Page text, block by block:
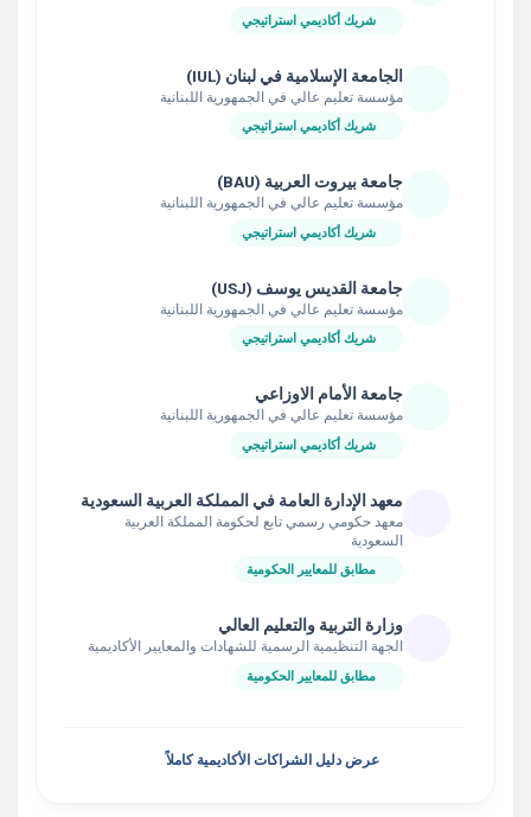
شريك أكاديمي استراتيجي
الجامعة الإسلامية في لبنان (IUL)
مؤسسة تعليم عالي في الجمهورية اللبنانية
شريك أكاديمي استراتيجي
جامعة بيروت العربية (BAU)
مؤسسة تعليم عالي في الجمهورية اللبنانية
شريك أكاديمي استراتيجي
جامعة القديس يوسف (USJ)
مؤسسة تعليم عالي في الجمهورية اللبنانية
شريك أكاديمي استراتيجي
جامعة الأمام الاوزاعي
مؤسسة تعليم عالي في الجمهورية اللبنانية
شريك أكاديمي استراتيجي
معهد الإدارة العامة في المملكة العربية السعودية
معهد حكومي رسمي تابع لحكومة المملكة العربية
السعودية
مطابق للمعايير الحكومية
وزارة التربية والتعليم العالي
الجهة التنظيمية الرسمية للشهادات والمعايير الأكاديمية
مطابق للمعايير الحكومية
عرض دليل الشراكات الأكاديمية كاملاً